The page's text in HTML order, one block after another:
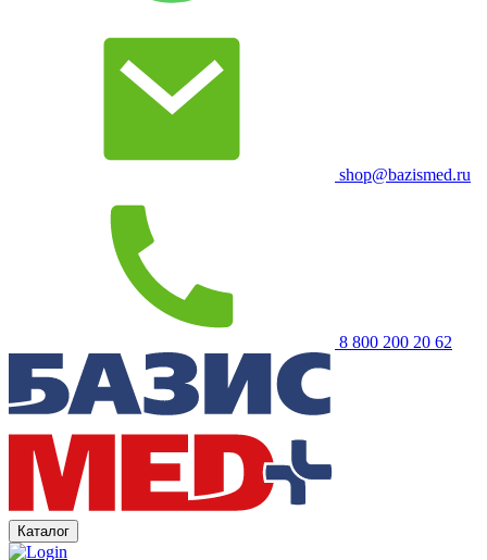
shop@bazismed.ru
8 800 200 20 62
Каталог